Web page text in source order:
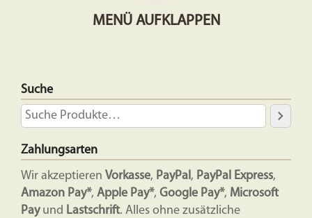
MENÜ AUFKLAPPEN
Suche
Zahlungsarten
Wir akzeptieren Vorkasse, PayPal, PayPal Express,
Amazon Pay*, Apple Pay*, Google Pay*, Microsoft
Payund Lastschrift. Alles ohne zusätzliche